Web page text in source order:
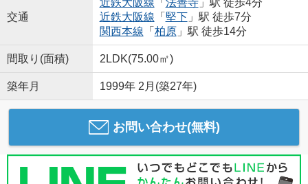
交通
近鉄大阪線 「 法善寺」駅 徒歩4分
近鉄大阪線 「 堅下」駅 徒歩7分
関西本線 「 柏原」駅 徒歩14分
間取り(面積) 2LDK(75.00㎡)
築年月 1999年 2月(築27年)
お問い合わせ(無料)